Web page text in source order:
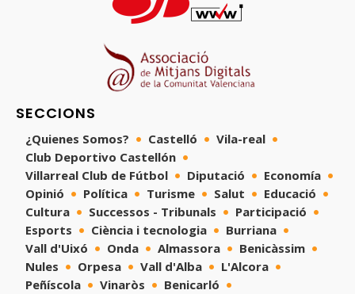
SECCIONS
¿Quienes Somos? Castelló
Vila-real
Club Deportivo Castellón
Villarreal Club de Fútbol
Diputació
Economía
Opinió
Política Turisme Salut
Educació
Cultura
Successos - Tribunals
Participació
Esports
Ciència i tecnologia
Burriana
Vall d'Uixó
Onda Almassora
Benicàssim
Nules
Orpesa Vall d'Alba
L'Alcora
Peñíscola
Vinaròs
Benicarló